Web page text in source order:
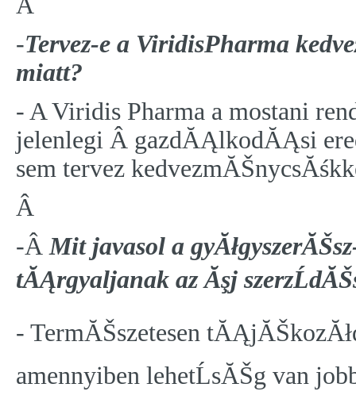
-Tervez-e a ViridisPharma
miatt?
- A Viridis Pharma a mostani
jelenlegi Â gazdĂĄlkodĂĄsi
sem tervez
Â
-ÂMit javasol a
tĂĄrgyaljanak az Ăşj
- TermĂŠszetesen
amennyiben lehetĹsĂŠg van